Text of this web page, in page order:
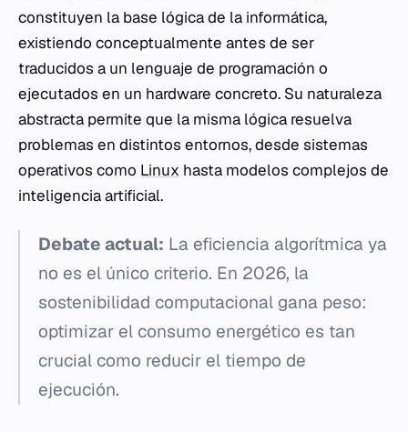
constituyen la base lógica de la informática,
existiendo conceptualmente antes de ser
traducidos a un lenguaje de programación o
ejecutados en un hardware concreto. Su naturaleza
abstracta permite que la misma lógica resuelva
problemas en distintos entornos, desde sistemas
operativos como Linux hasta modelos complejos de
inteligencia artificial.
Debate actual: La eficiencia algorítmica ya
no es el único criterio. En 2026, la
sostenibilidad computacional gana peso:
optimizar el consumo energético es tan
crucial como reducir el tiempo de
ejecución.